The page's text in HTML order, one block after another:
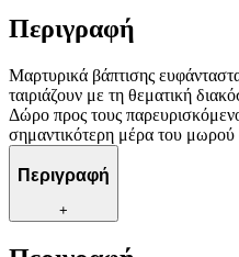
Περιγραφή
Μαρτυρικά βάπτισης
ταιριάζουν με τη θεματική
Δώρο προς τους
σημαντικότερη μέρα του μωρού
Περιγραφή
+